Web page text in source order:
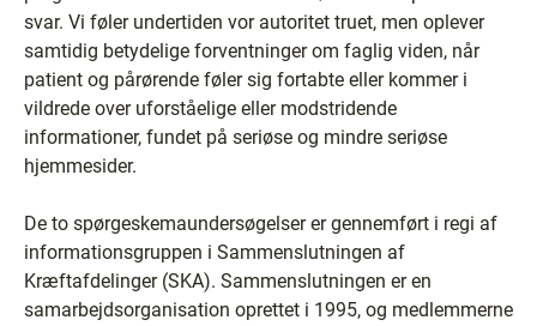
svar. Vi føler undertiden vor autoritet truet, men oplever
samtidig betydelige forventninger om faglig viden, når
patient og pårørende føler sig fortabte eller kommer i
vildrede over uforståelige eller modstridende
informationer, fundet på seriøse og mindre seriøse
hjemmesider.
De to spørgeskemaundersøgelser er gennemført i regi af
informationsgruppen i Sammenslutningen af
Kræftafdelinger (SKA). Sammenslutningen er en
samarbejdsorganisation oprettet i 1995, og medlemmerne